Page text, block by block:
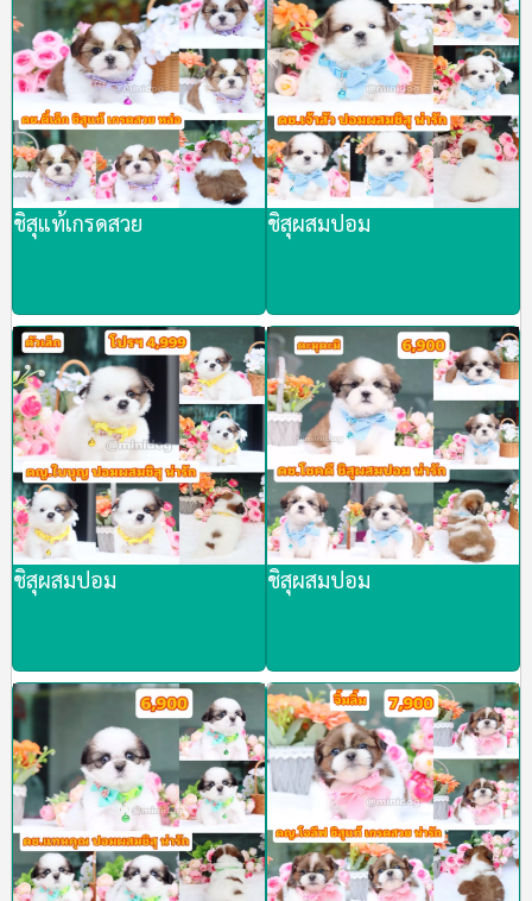
ชิสุแท้เกรดสวย ชิสุผสมปอม
ชิสุผสมปอม ชิสุผสมปอม